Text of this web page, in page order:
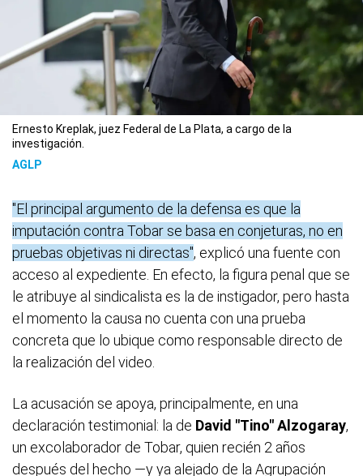
Ernesto Kreplak, juez Federal de La Plata, a cargo de la
investigación.
AGLP
"El principal argumento de la defensa es que la
imputación contra Tobar se basa en conjeturas, no en
pruebas objetivas ni directas", explicó una fuente con
acceso al expediente. En efecto, la figura penal que se
le atribuye al sindicalista es la de instigador, pero hasta
el momento la causa no cuenta con una prueba
concreta que lo ubique como responsable directo de
la realización del video.
La acusación se apoya, principalmente, en una
declaración testimonial: la de David "Tino" Alzogaray,
un excolaborador de Tobar, quien recién 2 años
después del hecho —y ya alejado de la Agrupación